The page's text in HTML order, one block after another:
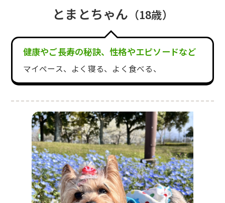
とまとちゃん （18歳）
健康やご長寿の秘訣、性格やエピソードなど
マイペース、よく寝る、よく食べる、